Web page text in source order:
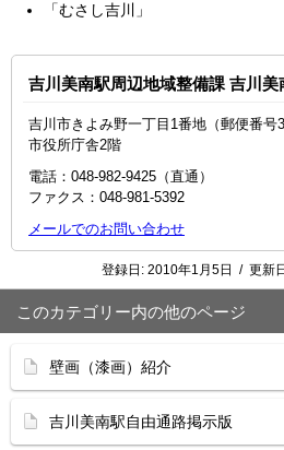
「むさし吉川」
吉川美南駅周辺地域整備課 吉川
吉川市きよみ野一丁目1番地（郵便番号
市役所庁舎2階
電話：048-982-9425（直通）
ファクス：048‐981‐5392
メールでのお問い合わせ
登録日: 2010年1月5日 / 更新
このカテゴリー内の他のページ
壁画（漆画）紹介
吉川美南駅自由通路掲示版